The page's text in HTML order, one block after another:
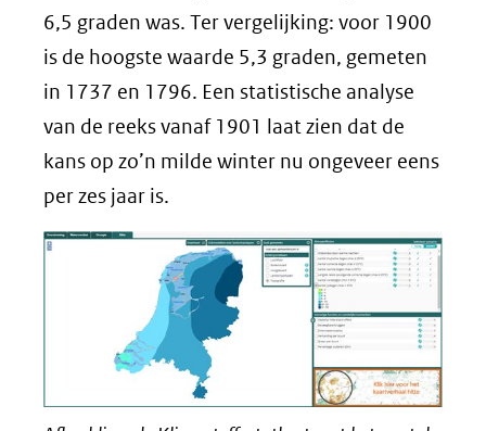
6,5 graden was. Ter vergelijking: voor 1900
is de hoogste waarde 5,3 graden, gemeten
in 1737 en 1796. Een statistische analyse
van de reeks vanaf 1901 laat zien dat de
kans op zo’n milde winter nu ongeveer eens
per zes jaar is.